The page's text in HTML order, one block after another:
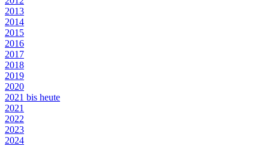
2013
2014
2015
2016
2017
2018
2019
2020
2021 bis heute
2021
2022
2023
2024